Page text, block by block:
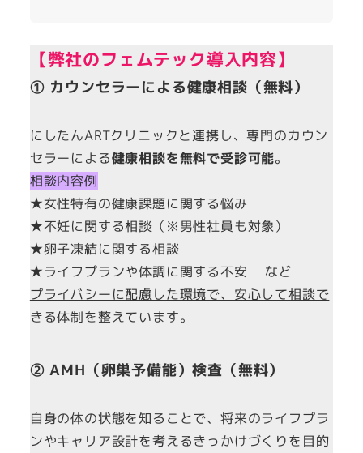
【弊社のフェムテック導入内容】
① カウンセラーによる健康相談（無料）
にしたんARTクリニックと連携し、専門のカウン
セラーによる健康相談を無料で受診可能。
相談内容例
★女性特有の健康課題に関する悩み
★不妊に関する相談（※男性社員も対象）
★卵子凍結に関する相談
★ライフプランや体調に関する不安 など
プライバシーに配慮した環境で、安心して相談で
きる体制を整えています。
② AMH（卵巣予備能）検査（無料）
自身の体の状態を知ることで、将来のライフプラ
ンやキャリア設計を考えるきっかけづくりを目的